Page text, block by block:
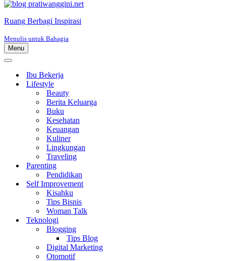
Ruang Berbagi Inspirasi
Menulis untuk Bahagia
Menu
Menu
Menu
NavigasiIbu Bekerja
Lifestyle
Beauty
Berita Keluarga
Buku
Kesehatan
Keuangan
Kuliner
Lingkungan
Traveling
Parenting
Pendidikan
Self Improvement
Kisahku
Tips Bisnis
Woman Talk
Teknologi
Blogging
Tips Blog
Digital Marketing
Otomotif